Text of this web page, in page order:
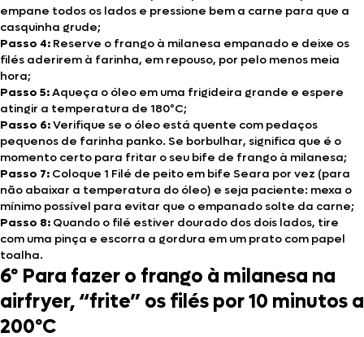
empane todos os lados e pressione bem a carne para que a
casquinha grude;
Passo 4: Reserve o frango à milanesa empanado e deixe os
filés aderirem à farinha, em repouso, por pelo menos meia
hora;
Passo 5:Aqueça o óleo em uma frigideira grande e espere
atingir a temperatura de 180ºC;
Passo 6:Verifique se o óleo está quente com pedaços
pequenos de farinha panko. Se borbulhar, significa que é o
momento certo para fritar o seu bife de frango à milanesa;
Passo 7: Coloque 1 Filé de peito em bife Seara por vez (para
não abaixar a temperatura do óleo) e seja paciente: mexa o
mínimo possível para evitar que o empanado solte da carne;
Passo 8: Quando o filé estiver dourado dos dois lados, tire
com uma pinça e escorra a gordura em um prato com papel
toalha.
6º Para fazer o frango à milanesa na
airfryer, “frite” os filés por 10 minutos a
200ºC